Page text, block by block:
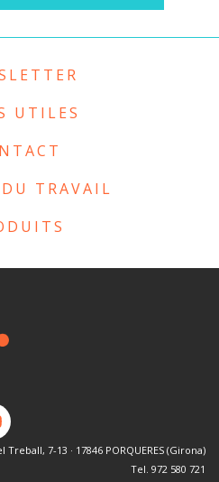
UTILES
TRAVAIL
Treball, 7-13 · 17846 PORQUERES (Girona)
Tel. 972 580 721